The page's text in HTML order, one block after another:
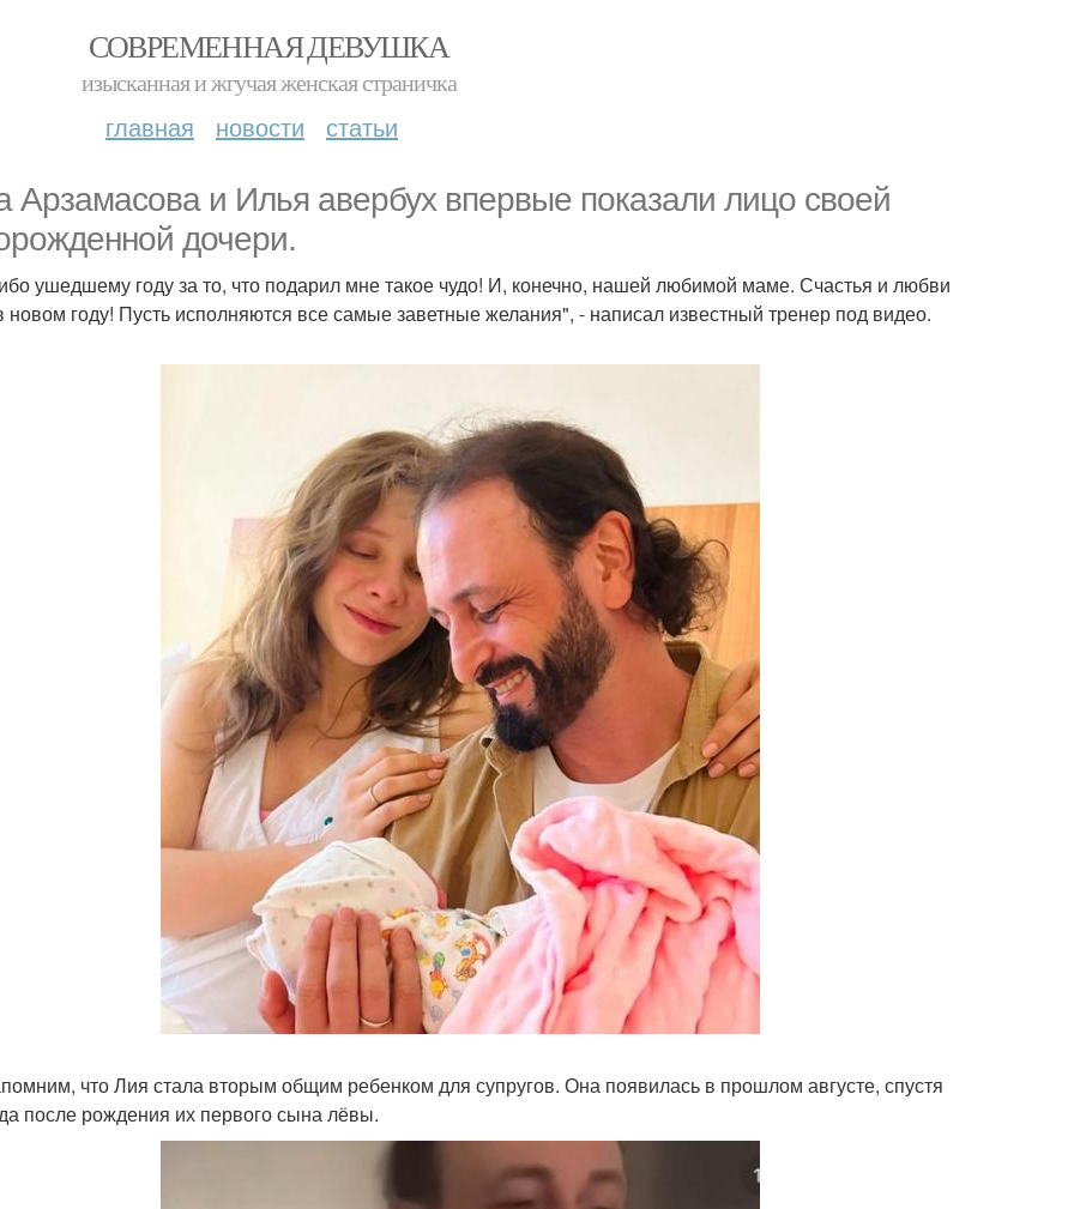
СОВРЕМЕННАЯ ДЕВУШКА
изысканная и жгучая женская страничка
главная новости статьи
Арзамасова и Илья авербух впервые показали лицо своей
дочери.
ушедшему году за то, что подарил мне такое чудо! И, конечно, нашей любимой маме. Счастья и любви
новом году! Пусть исполняются все самые заветные желания", - написал известный тренер под видео.
что Лия стала вторым общим ребенком для супругов. Она появилась в прошлом августе, спустя
после рождения их первого сына лёвы.